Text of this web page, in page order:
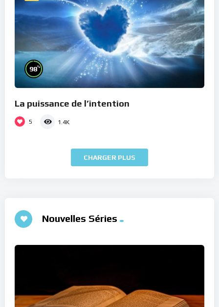
98%
La puissance de l’intention
5 1.4K
CHARGER PLUS
Nouvelles Séries